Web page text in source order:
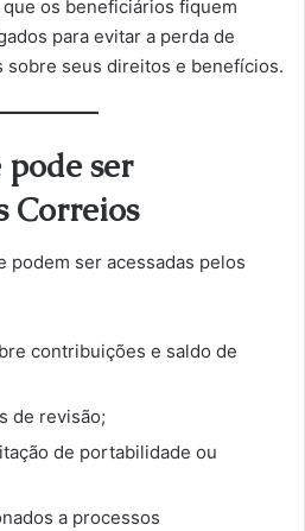
os beneficiários fiquem
para evitar a perda de
seus direitos e benefícios.
ser
Correios
podem ser acessadas pelos
contribuições e saldo de
de revisão;
de portabilidade ou
a processos